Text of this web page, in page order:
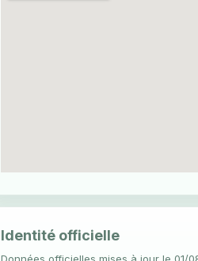
Identité officielle